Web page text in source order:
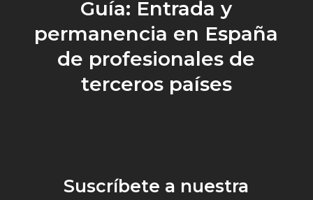
Guía: Entrada y
permanencia en España
de profesionales de
terceros países
Suscríbete a nuestra